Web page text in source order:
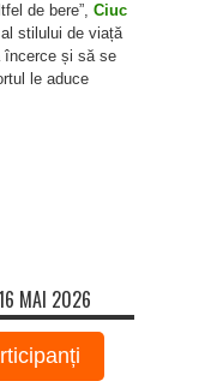
de bere”, Ciuc
stilului de viață
încerce și să se
le aduce
MAI 2026